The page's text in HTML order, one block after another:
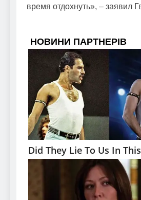
время отдохнуть», – заявил